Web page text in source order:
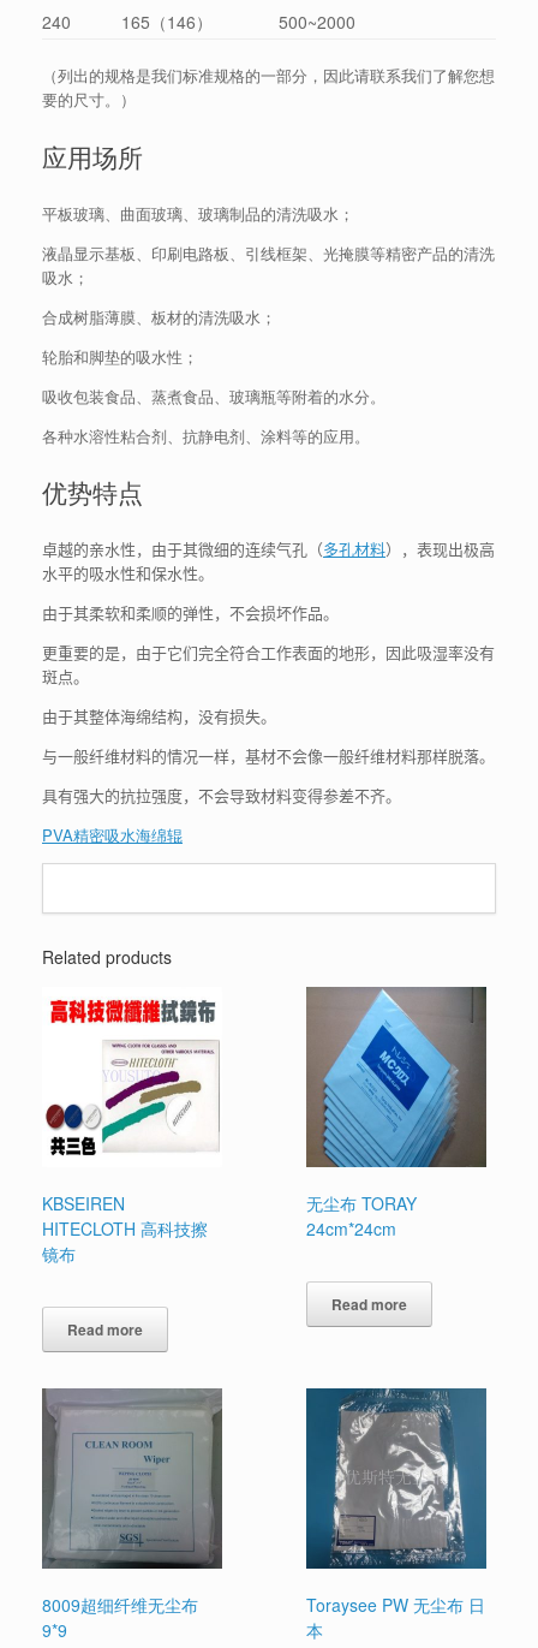
240 165（146） 500~2000
（列出的规格是我们标准规格的一部分，因此请联系我们了解您想
要的尺寸。）
应用场所
平板玻璃、曲面玻璃、玻璃制品的清洗吸水；
液晶显示基板、印刷电路板、引线框架、光掩膜等精密产品的清洗
吸水；
合成树脂薄膜、板材的清洗吸水；
轮胎和脚垫的吸水性；
吸收包装食品、蒸煮食品、玻璃瓶等附着的水分。
各种水溶性粘合剂、抗静电剂、涂料等的应用。
优势特点
卓越的亲水性，由于其微细的连续气孔（多孔材料），表现出极高
水平的吸水性和保水性。
由于其柔软和柔顺的弹性，不会损坏作品。
更重要的是，由于它们完全符合工作表面的地形，因此吸湿率没有
斑点。
由于其整体海绵结构，没有损失。
与一般纤维材料的情况一样，基材不会像一般纤维材料那样脱落。
具有强大的抗拉强度，不会导致材料变得参差不齐。
PVA精密吸水海绵辊
Related products
KBSEIREN
HITECLOTH 高科技擦
镜布
Read more
无尘布 TORAY
24cm*24cm
Read more
8009超细纤维无尘布
9*9
Toraysee PW 无尘布 日
本